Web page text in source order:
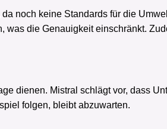
noch keine Standards für die
was die Genauigkeit einschränkt.
dienen. Mistral schlägt vor, dass
folgen, bleibt abzuwarten.